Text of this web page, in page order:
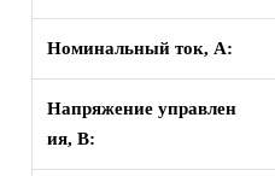
Номинальный ток, А:
Напряжение управлен
ия, В: